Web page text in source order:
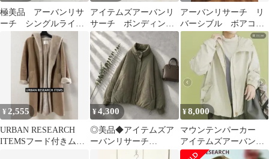
極美品 アーバンリサ
ーチ シングルライダ
ースジャケット 羊
革 グレージュ レザ
アイテムズアーバンリ
サーチ ボンディング
モッズコート ミリタ
リーコート（1295
アーバンリサーチ リ
バーシブル ボアコー
¥2,555
URBAN RESEARCH
ITEMSフード付きムー
¥4,300
◎美品◆アイテムズア
ーバンリサーチ
◆SORONA中綿スタン
¥8,000
マウンテンパーカー
アイテムズアーバンリ
サーチ